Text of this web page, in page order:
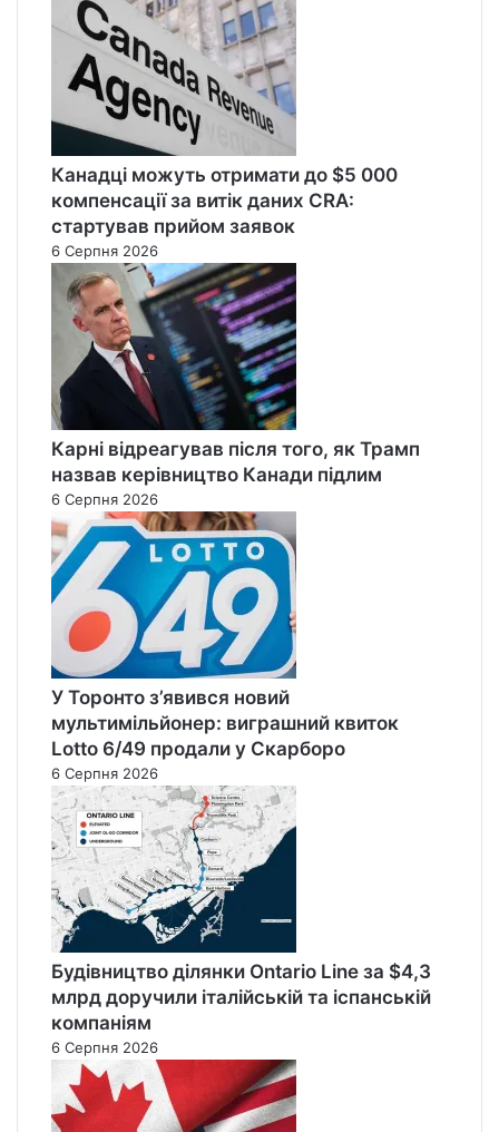
Канадці можуть отримати до $5 000
компенсації за витік даних CRA:
стартував прийом заявок
6 Серпня 2026
Карні відреагував після того, як Трамп
назвав керівництво Канади підлим
6 Серпня 2026
У Торонто з’явився новий
мультимільйонер: виграшний квиток
Lotto 6/49 продали у Скарборо
6 Серпня 2026
Будівництво ділянки Ontario Line за $4,3
млрд доручили італійській та іспанській
компаніям
6 Серпня 2026